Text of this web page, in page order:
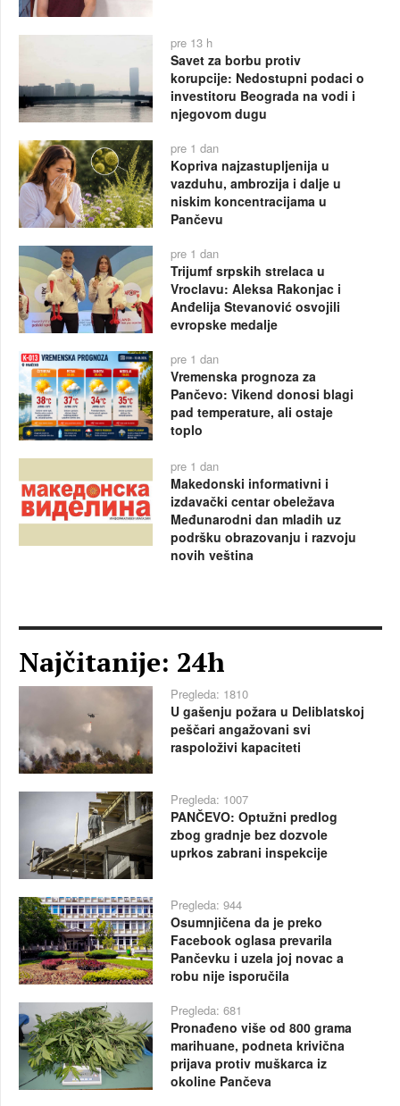
pre 13 h
Savet za borbu protiv
korupcije: Nedostupni podaci o
investitoru Beograda na vodi i
njegovom dugu
pre 1 dan
Kopriva najzastupljenija u
vazduhu, ambrozija i dalje u
niskim koncentracijama u
Pančevu
pre 1 dan
Trijumf srpskih strelaca u
Vroclavu: Aleksa Rakonjac i
Anđelija Stevanović osvojili
evropske medalje
pre 1 dan
Vremenska prognoza za
Pančevo: Vikend donosi blagi
pad temperature, ali ostaje
toplo
pre 1 dan
Makedonski informativni i
izdavački centar obeležava
Međunarodni dan mladih uz
podršku obrazovanju i razvoju
novih veština
Najčitanije: 24h
Pregleda: 1810
U gašenju požara u Deliblatskoj
peščari angažovani svi
raspoloživi kapaciteti
Pregleda: 1007
PANČEVO: Optužni predlog
zbog gradnje bez dozvole
uprkos zabrani inspekcije
Pregleda: 944
Osumnjičena da je preko
Facebook oglasa prevarila
Pančevku i uzela joj novac a
robu nije isporučila
Pregleda: 681
Pronađeno više od 800 grama
marihuane, podneta krivična
prijava protiv muškarca iz
okoline Pančeva